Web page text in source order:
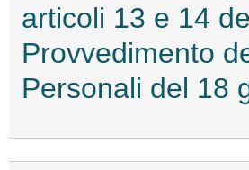
articoli 13 e 14
Provvedimento
Personali del 18